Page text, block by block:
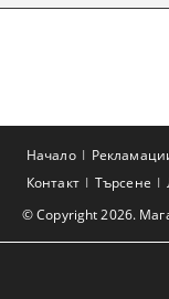
© Copyright 2026.
Начало
Контакт
Търсене